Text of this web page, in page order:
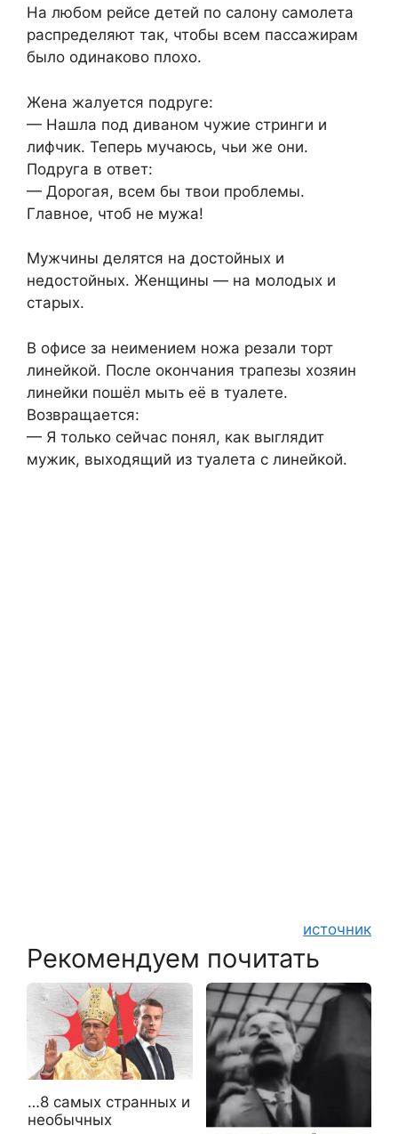
На любом рейсе детей по салону самолета
распределяют так, чтобы всем пассажирам
было одинаково плохо.
Жена жалуется подруге:
— Нашла под диваном чужие стринги и
лифчик. Теперь мучаюсь, чьи же они.
Подруга в ответ:
— Дорогая, всем бы твои проблемы.
Главное, чтоб не мужа!
Мужчины делятся на достойных и
недостойных. Женщины — на молодых и
старых.
В офисе за неимением ножа резали торт
линейкой. После окончания трапезы хозяин
линейки пошёл мыть её в туалете.
Возвращается:
— Я только сейчас понял, как выглядит
мужик, выходящий из туалета с линейкой.
источник
Рекомендуем почитать
…8 самых странных и
необычных